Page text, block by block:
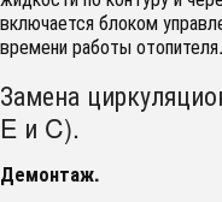
включается блоком
времени работы отопителя.
Замена
E и C).
Демонтаж.